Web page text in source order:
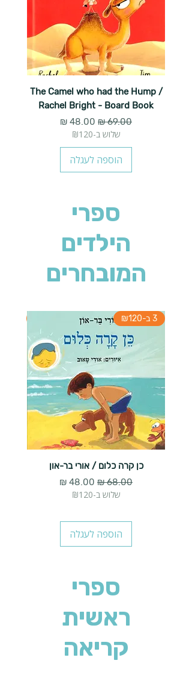
The Camel who had the Hump /
Rachel Bright - Board Book
מחיר רגיל מחיר מבצע
שלוש ב-₪120
הוספה לעגלה
ספרי
הילדים
המובחרים
3 ב-₪120
כן קרה כלום / אורי בר-און
מחיר רגיל מחיר מבצע
שלוש ב-₪120
הוספה לעגלה
ספרי
ראשית
קריאה